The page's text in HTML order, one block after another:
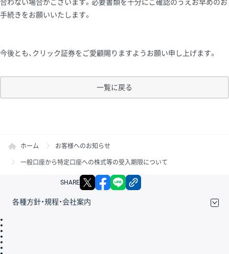
合わない場合がございます。必要書類を十分にご確認のうえお早めのお
手続きをお願いいたします。
今後とも、クリック証券をご愛顧賜りますようお願い申し上げます。
一覧に戻る
ホーム お客様へのお知らせ
一般口座から特定口座への株式等の受入期限について
SHARE X facebook
各種方針・規程・会社案内